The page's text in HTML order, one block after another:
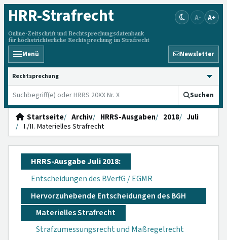
HRR-Strafrecht
Online-Zeitschrift und Rechtsprechungsdatenbank
für höchstrichterliche Rechtsprechung im Strafrecht
A- A+
Menü Newsletter
HRRS durchsuchen
Suchen
Startseite Archiv HRRS-Ausgaben 2018
Juli
I./II. Materielles Strafrecht
HRRS-Ausgabe Juli 2018:
Entscheidungen des BVerfG / EGMR
Hervorzuhebende Entscheidungen des BGH
Materielles Strafrecht
Strafzumessungsrecht und Maßregelrecht